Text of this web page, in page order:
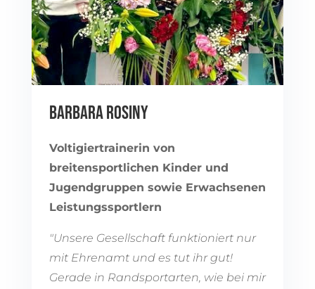
BARBARA ROSINY
Voltigiertrainerin von
breitensportlichen Kinder und
Jugendgruppen sowie Erwachsenen
Leistungssportlern
"Unsere Gesellschaft funktioniert nur
mit Ehrenamt und es tut ihr gut!
Gerade in Randsportarten, wie bei mir